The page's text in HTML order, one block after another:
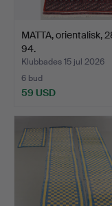
MATTA, orientalisk,
94.
Klubbades 15 jul 2026
6 bud
59 USD